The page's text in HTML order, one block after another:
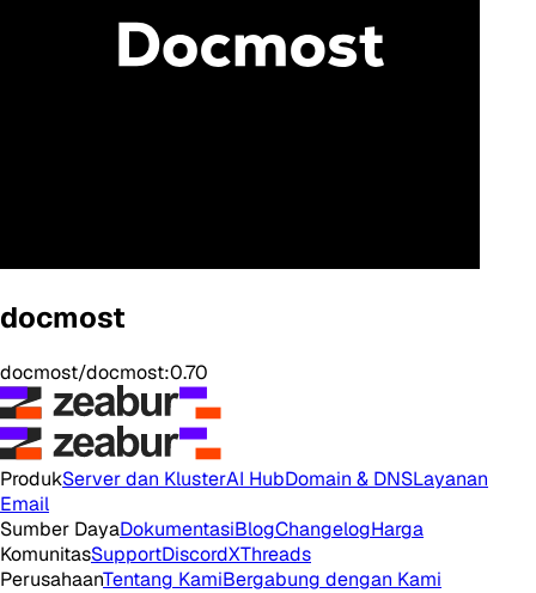
docmost
docmost/docmost:0.70
ProdukServer dan KlusterAI HubDomain & DNSLayanan
Email
Sumber DayaDokumentasiBlogChangelogHarga
KomunitasSupportDiscordXThreads
PerusahaanTentang KamiBergabung dengan Kami